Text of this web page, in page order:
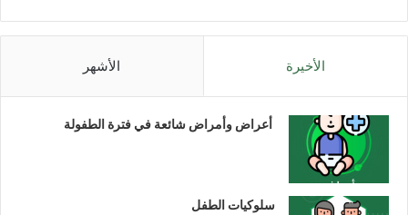
الأخيرة الأشهر
أعراض وأمراض شائعة في فترة الطفولة
سلوكيات الطفل